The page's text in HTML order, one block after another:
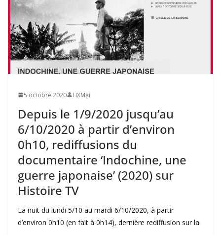
5 octobre 2020 HXMai
Depuis le 1/9/2020 jusqu’au
6/10/2020 à partir d’environ
0h10, rediffusions du
documentaire ‘Indochine, une
guerre japonaise’ (2020) sur
Histoire TV
La nuit du lundi 5/10 au mardi 6/10/2020, à partir
d’environ 0h10 (en fait à 0h14), dernière rediffusion sur la